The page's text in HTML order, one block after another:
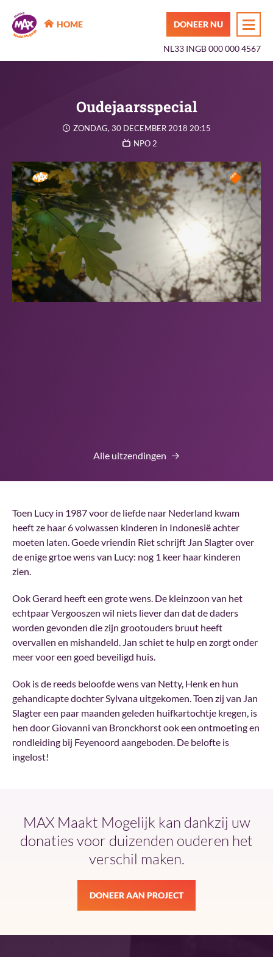
MAX Maakt Mogelijk
HOME DONEER NU
NL33 INGB 000 000 4567
Oudejaarsspecial
ZONDAG, 30 DECEMBER 2018 20:15
NPO 2
Alle uitzendingen
Toen Lucy in 1987 voor de liefde naar Nederland kwam
heeft ze haar 6 volwassen kinderen in Indonesië achter
moeten laten. Goede vriendin Riet schrijft Jan Slagter over
de enige grtoe wens van Lucy: nog 1 keer haar kinderen
zien.
Ook Gerard heeft een grote wens. De kleinzoon van het
echtpaar Vergooszen wil niets liever dan dat de daders
worden gevonden die zijn grootouders bruut heeft
overvallen en mishandeld. Jan schiet te hulp en zorgt onder
meer voor een goed beveiligd huis.
Ook is de reeds beloofde wens van Netty, Henk en hun
gehandicapte dochter Sylvana uitgekomen. Toen zij van Jan
Slagter een paar maanden geleden huifkartochtje kregen, is
hen door Giovanni van Bronckhorst ook een ontmoeting en
rondleiding bij Feyenoord aangeboden. De belofte is
ingelost!
MAX Maakt Mogelijk kan dankzij uw
donaties voor duizenden ouderen het
verschil maken.
DONEER AAN PROJECT